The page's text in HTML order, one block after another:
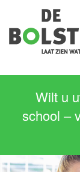
Wilt u
school –